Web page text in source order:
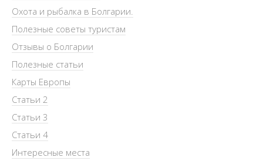
Охота и рыбалка в Болгарии.
Полезные советы туристам
Отзывы о Болгарии
Полезные статьи
Карты Европы
Статьи 2
Статьи 3
Статьи 4
Интересные места